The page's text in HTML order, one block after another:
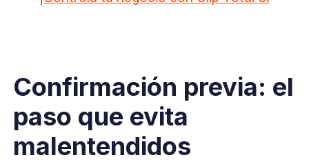
Confirmación previa: el
paso que evita
malentendidos